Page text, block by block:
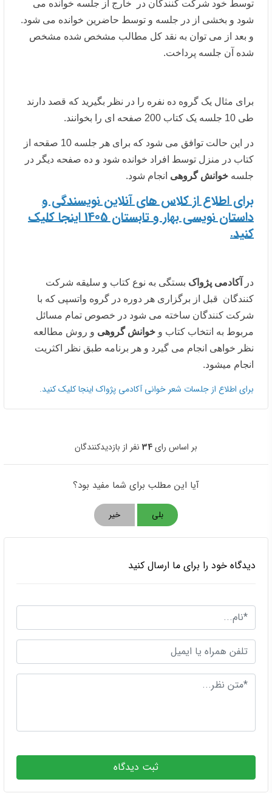
توسط خود شرکت کنندگان در خارج از جلسه خوانده می
شود و بخشی از در جلسه و توسط حاضرین خوانده می شود.
و بعد از می توان به نقد کل مطالب مشخص شده مشخص
شده آن جلسه پرداخت.
برای مثال یک گروه ده نفره را در نظر بگیرید که قصد دارند
طی 10 جلسه یک کتاب 200 صفحه ای را بخوانند.
در این حالت توافق می شود که برای هر جلسه 10 صقحه از
کتاب در منزل توسط افراد خوانده شود و ده صفحه دیگر در
جلسه خوانش گروهی انجام شود.
برای اطلاع از کلاس های آنلاین نویسندگی و
داستان نویسی بهار و تابستان 1405 اینجا کلیک
کنید.
در آکادمی پژواک بستگی به نوع کتاب و سلیقه شرکت
کنندگان قبل از برگزاری هر دوره در گروه واتسپی که با
شرکت کنندگان ساخته می شود در خصوص تمام مسائل
مربوط به انتخاب کتاب و خوانش گروهی و روش مطالعه
نظر خواهی انجام می گیرد و هر برنامه طبق نظر اکثریت
انجام میشود.
برای اطلاع از جلسات شعر خوانی آکادمی پژواک اینجا کلیک کنید.
بر اساس رای34 نفر از بازدیدکنندگان
آیا این مطلب برای شما مفید بود؟
بلی خیر
دیدگاه خود را برای ما ارسال کنید
ثبت دیدگاه